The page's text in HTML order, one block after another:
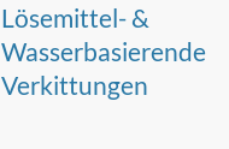
Lösemittel- &
Wasserbasierende
Verkittungen